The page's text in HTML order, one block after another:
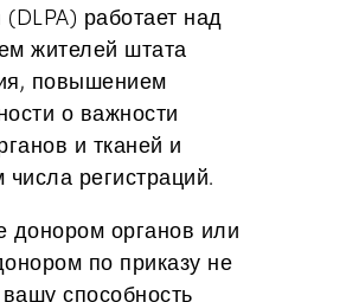
работает над
жителей штата
повышением
о важности
и тканей и
регистраций.
донором органов или
по приказу не
способность